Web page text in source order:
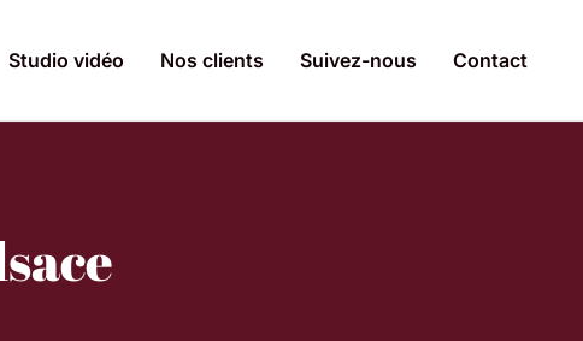
Studio vidéo Nos clients Suivez-nous Contact